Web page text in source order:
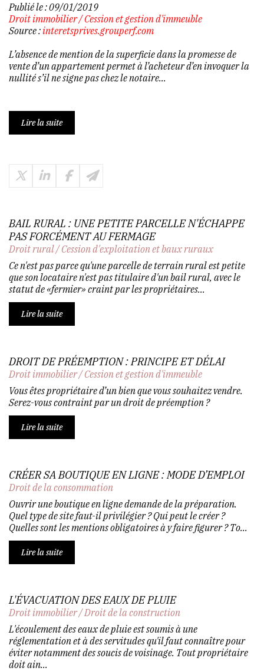
Publié le :09/01/2019
Droit immobilier/Cession et gestion d'immeuble
Source : interetsprives.grouperf.com
L’absence de mention de la superficie dans la promesse de
vente d’un appartement permet à l’acheteur d’en invoquer la
nullité s’il ne signe pas chez le notaire...
Lire la suite
BAIL RURAL : UNE PETITE PARCELLE N'ÉCHAPPE
PAS FORCÉMENT AU FERMAGE
Droit rural/Cession d'exploitation et baux ruraux
Ce n'est pas parce qu'une parcelle de terrain rural est petite
que son locataire n'est pas titulaire d'un bail rural, avec le
statut de «fermier» craint par les propriétaires...
Lire la suite
DROIT DE PRÉEMPTION : PRINCIPE ET DÉLAI
Droit immobilier/Cession et gestion d'immeuble
Vous êtes propriétaire d’un bien que vous souhaitez vendre.
Serez-vous contraint par un droit de préemption ?
Lire la suite
CRÉER SA BOUTIQUE EN LIGNE : MODE D’EMPLOI
Droit de la consommation
Ouvrir une boutique en ligne demande de la préparation.
Quel type de site faut-il privilégier ? Qui peut le créer ?
Quelles sont les mentions obligatoires à y faire figurer ? To...
Lire la suite
L'ÉVACUATION DES EAUX DE PLUIE
Droit immobilier/Droit de la construction
L'écoulement des eaux de pluie est soumis à une
réglementation et à des servitudes qu'il faut connaître pour
éviter notamment des soucis de voisinage. Tout propriétaire
doit ain...